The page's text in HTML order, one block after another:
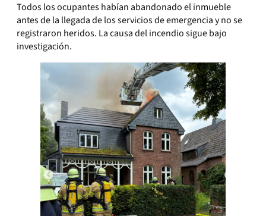
Todos los ocupantes habían abandonado el inmueble
antes de la llegada de los servicios de emergencia y no se
registraron heridos. La causa del incendio sigue bajo
investigación.